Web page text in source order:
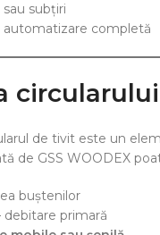
subțiri
completă
de tivit este un
de GSS WOODEX
buștenilor
debitare primară